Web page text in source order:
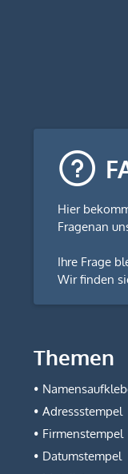
Hier
Fragenan
Ihre Frage
Wir finden
Themen
Adressstempel
Firmenstempel
Datumstempel